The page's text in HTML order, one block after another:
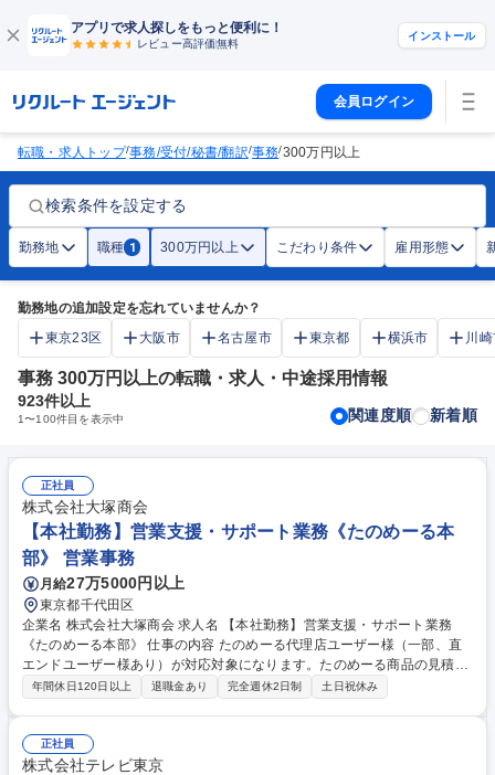
アプリで求人探しをもっと便利に！
レビュー高評価無料
インストール
会員ログイン
転職・求人トップ/事務/受付/秘書/翻訳/事務/300万円以上
検索条件を設定する
勤務地 職種 1 300万円以上 こだわり条件 雇用形態
勤務地の追加設定を忘れていませんか？
東京23区
大阪市 名古屋市 東京都 横浜市 川
事務 300万円以上の転職・求人・中途採用情報
923件以上
1〜100件目を表示中 関連度順 新着順
正社員
株式会社大塚商会
【本社勤務】営業支援・サポート業務《たのめーる本
部》 営業事務
月給27万5000円以上
東京都千代田区
企業名 株式会社大塚商会 求人名 【本社勤務】営業支援・サポート業務
《たのめーる本部》 仕事の内容 たのめーる代理店ユーザー様（一部、直
エンドユーザー様あり）が対応対象になります。たのめーる商品の見積作
成、受注前（希望納期に納品できるか）と受注後（いつ納品されるか）の
話）、チラシや比較表の資料作成支援、社内申請（単価登録・商品登録
等）など 営業活動の中核を支える業務として、受注前後の調整や手配を通
年間休日120日以上 退職金あり 完全週休2日制 土日祝休み
正社員
株式会社テレビ東京